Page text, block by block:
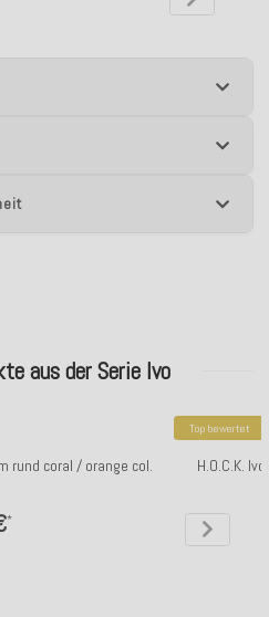
aus der Serie Ivo
rund coral / orange col.
*
Top bewertet
H.O.C.K.